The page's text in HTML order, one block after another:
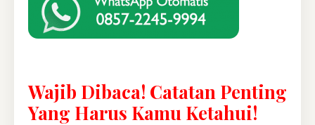
Wajib Dibaca! Catatan Penting
Yang Harus Kamu Ketahui!